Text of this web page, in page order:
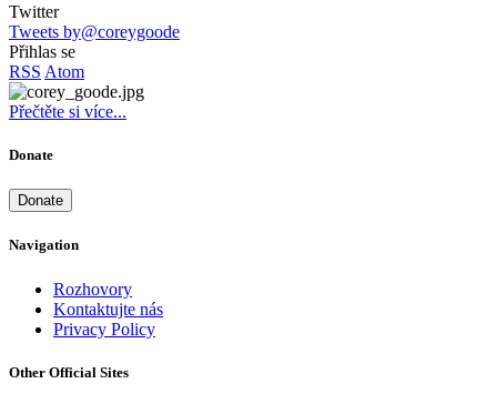
Twitter
Tweets by@coreygoode
Přihlas se
RSS Atom
Přečtěte si více...
Donate
Donate
Navigation
Rozhovory
Kontaktujte nás
Privacy Policy
Other Official Sites